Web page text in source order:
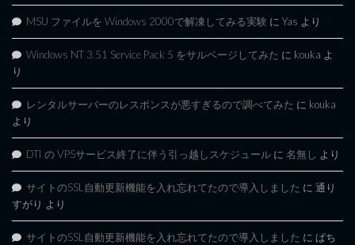
MSU ファイルを Windows 2000で解凍してみる実験 に Yas より
Windows NT 3.51 Service Pack 5 をサルベージしてみた に kouka よ
り
レンタルサーバーのレスポンスが悪すぎるので調べてみた に kouka
より
DTI の VPSサービス終了に伴う引っ越しスケジュール に 名無し より
サイトのSSL自動更新機能を入れ忘れてたので導入しました に 通り
すがり より
サイトのSSL自動更新機能を入れ忘れてたので導入しました に ぱち